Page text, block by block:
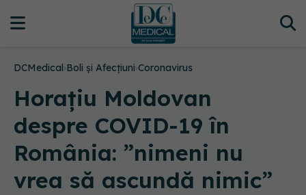
DCMedical›Boli și Afecțiuni›Coronavirus
Horațiu Moldovan
despre COVID-19 în
România: ”nimeni nu
vrea să ascundă nimic”